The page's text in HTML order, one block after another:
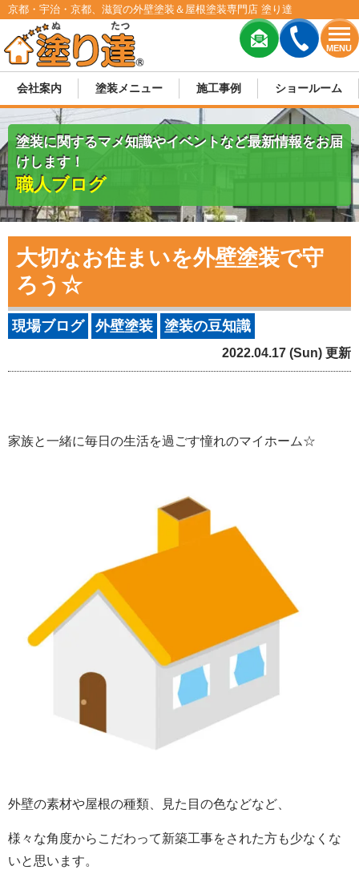
MENU
京都・宇治・京都、滋賀の外壁塗装＆屋根塗装専門店 塗り達
会社案内 塗装メニュー 施工事例 ショールーム
塗装に関するマメ知識やイベントなど最新情報をお届
けします！
職人ブログ
大切なお住まいを外壁塗装で守
ろう☆
現場ブログ 外壁塗装 塗装の豆知識
2022.04.17 (Sun) 更新
家族と一緒に毎日の生活を過ごす憧れのマイホーム☆
外壁の素材や屋根の種類、見た目の色などなど、
様々な角度からこだわって新築工事をされた方も少なくな
いと思います。